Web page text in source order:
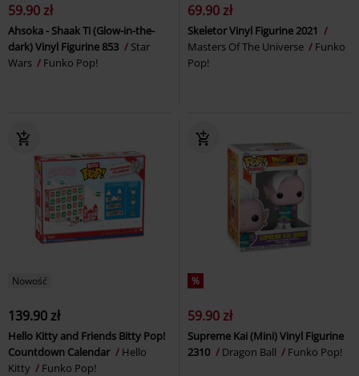
59.90 zł
Ahsoka - Shaak Ti (Glow-in-the-
dark) Vinyl Figurine 853
Star
Wars
Funko Pop!
69.90 zł
Skeletor Vinyl Figurine 2021
Masters Of The Universe
Funko
Pop!
Nowość
139.90 zł
Hello Kitty and Friends Bitty Pop!
Countdown Calendar
Hello
Kitty
Funko Pop!
%
59.90 zł
Supreme Kai (Mini) Vinyl Figurine
2310
Dragon Ball Funko Pop!